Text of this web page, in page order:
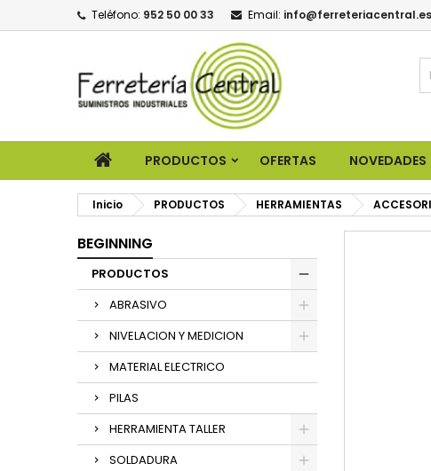
Teléfono: 952 50 00 33 Email: info@ferreteriacentral.es
PRODUCTOS OFERTAS NOVEDADES
Inicio PRODUCTOS HERRAMIENTAS
BEGINNING
PRODUCTOS
ABRASIVO
NIVELACION Y MEDICION
MATERIAL ELECTRICO
PILAS
HERRAMIENTA TALLER
SOLDADURA